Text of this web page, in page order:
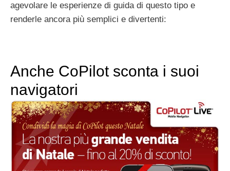
agevolare le esperienze di guida di questo tipo e
renderle ancora più semplici e divertenti:
Anche CoPilot sconta i suoi
navigatori